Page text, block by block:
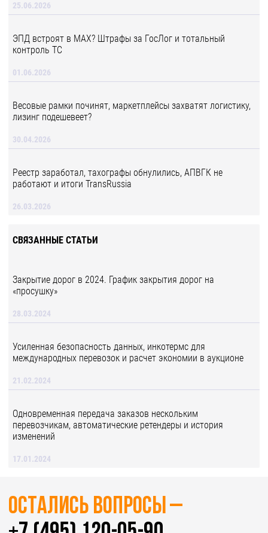
25.06.2026
ЭПД встроят в MAX? Штрафы за ГосЛог и тотальный
контроль ТС
01.06.2026
Весовые рамки починят, маркетплейсы захватят логистику,
лизинг подешевеет?
30.04.2026
Реестр заработал, тахографы обнулились, АПВГК не
работают и итоги TransRussia
26.03.2026
СВЯЗАННЫЕ СТАТЬИ
Закрытие дорог в 2024. График закрытия дорог на
«просушку»
28.03.2024
Усиленная безопасность данных, инкотермс для
международных перевозок и расчет экономии в аукционе
21.02.2024
Одновременная передача заказов нескольким
перевозчикам, автоматические ретендеры и история
изменений
17.01.2024
Остались вопросы –